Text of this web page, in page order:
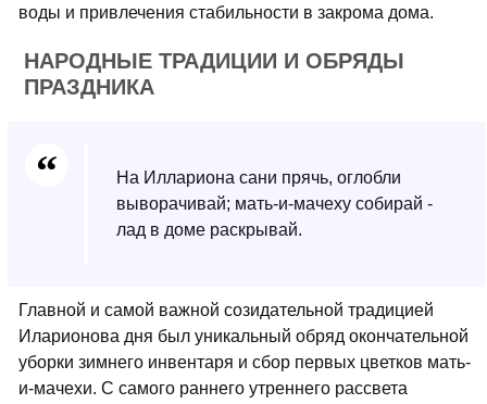
воды и привлечения стабильности в закрома дома.
НАРОДНЫЕ ТРАДИЦИИ И ОБРЯДЫ
ПРАЗДНИКА
На Иллариона сани прячь, оглобли
выворачивай; мать-и-мачеху собирай -
лад в доме раскрывай.
Главной и самой важной созидательной традицией
Иларионова дня был уникальный обряд окончательной
уборки зимнего инвентаря и сбор первых цветков мать-
и-мачехи. С самого раннего утреннего рассвета